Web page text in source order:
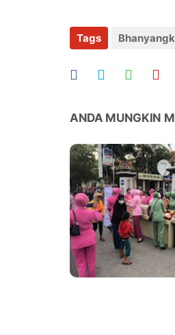
Tags
ANDA MUNGKIN